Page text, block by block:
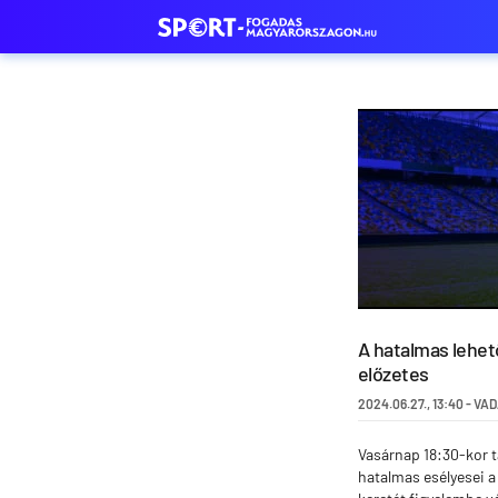
A hatalmas
előzetes
2024.06.27.,13:40-
Vasárnap 18:30-kor
hatalmas esélyesei